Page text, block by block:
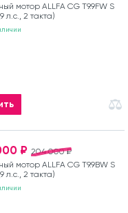
мотор ALLFA CG T9.9FW S
л.с., 2 такта)
204 000 ₽
₽
мотор ALLFA CG T9.9BW S
л.с., 2 такта)